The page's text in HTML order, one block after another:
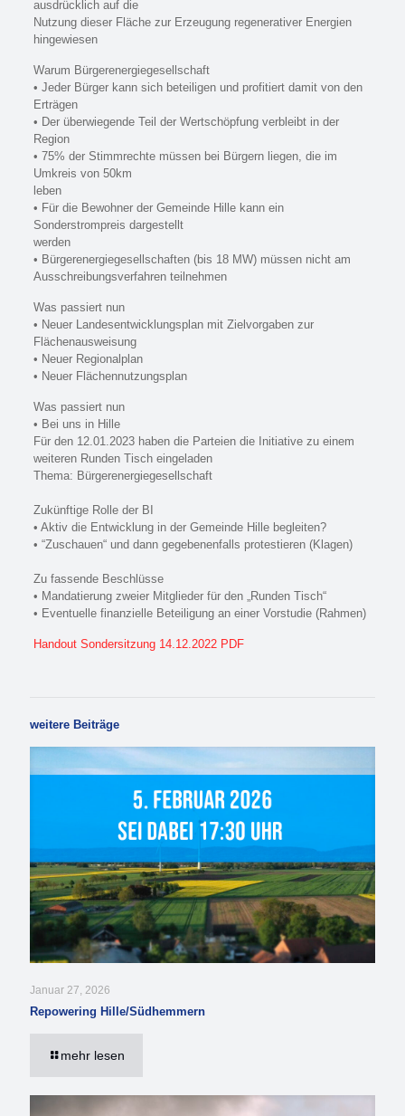
ausdrücklich auf die
Nutzung dieser Fläche zur Erzeugung regenerativer Energien
hingewiesen
Warum Bürgerenergiegesellschaft
• Jeder Bürger kann sich beteiligen und profitiert damit von den
Erträgen
• Der überwiegende Teil der Wertschöpfung verbleibt in der
Region
• 75% der Stimmrechte müssen bei Bürgern liegen, die im
Umkreis von 50km
leben
• Für die Bewohner der Gemeinde Hille kann ein
Sonderstrompreis dargestellt
werden
• Bürgerenergiegesellschaften (bis 18 MW) müssen nicht am
Ausschreibungsverfahren teilnehmen
Was passiert nun
• Neuer Landesentwicklungsplan mit Zielvorgaben zur
Flächenausweisung
• Neuer Regionalplan
• Neuer Flächennutzungsplan
Was passiert nun
• Bei uns in Hille
Für den 12.01.2023 haben die Parteien die Initiative zu einem
weiteren Runden Tisch eingeladen
Thema: Bürgerenergiegesellschaft
Zukünftige Rolle der BI
• Aktiv die Entwicklung in der Gemeinde Hille begleiten?
• “Zuschauen“ und dann gegebenenfalls protestieren (Klagen)
Zu fassende Beschlüsse
• Mandatierung zweier Mitglieder für den „Runden Tisch“
• Eventuelle finanzielle Beteiligung an einer Vorstudie (Rahmen)
Handout Sondersitzung 14.12.2022 PDF
weitere Beiträge
Januar 27, 2026
Repowering Hille/Südhemmern
mehr lesen